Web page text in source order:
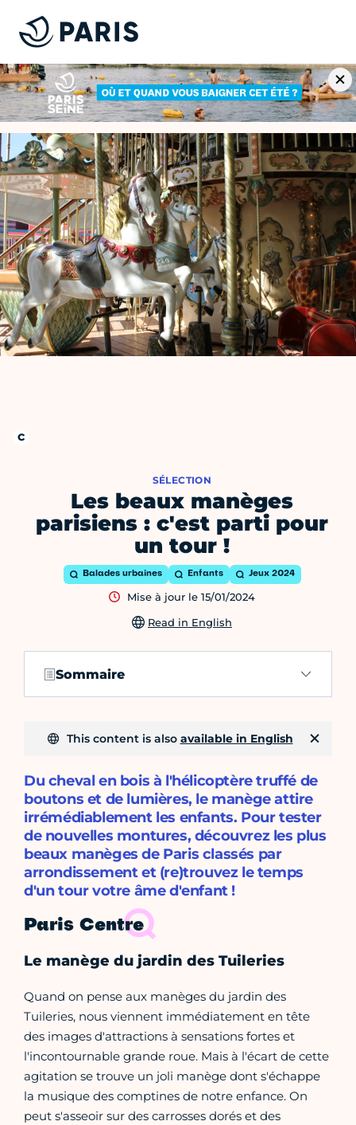
Les beaux manèges
parisiens : c'est parti pour
un tour !
SÉLECTION
Balades urbaines Enfants Jeux 2024
Mise à jour le 15/01/2024
Read in English
Sommaire
This content is also available in English
Du cheval en bois à l'hélicoptère truffé de
boutons et de lumières, le manège attire
irrémédiablement les enfants. Pour tester
de nouvelles montures, découvrez les plus
beaux manèges de Paris classés par
arrondissement et (re)trouvez le temps
d'un tour votre âme d'enfant !
Paris Centre
Le manège du jardin des Tuileries
Quand on pense aux manèges du jardin des
Tuileries, nous viennent immédiatement en tête
des images d'attractions à sensations fortes et
l'incontournable grande roue. Mais à l'écart de cette
agitation se trouve un joli manège dont s'échappe
la musique des comptines de notre enfance. On
peut s'asseoir sur des carrosses dorés et des